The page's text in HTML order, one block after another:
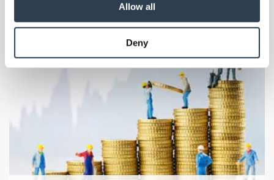
provided to them or that they’ve collected from your use
Weitere Informationen:Impressum Datenschutz
Allow all
Deny